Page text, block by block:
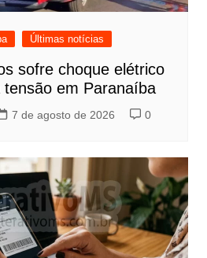
Últimas notícias
sofre choque elétrico
em Paranaíba
7 de agosto de 2026 0